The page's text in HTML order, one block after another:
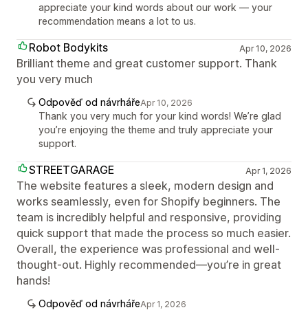
appreciate your kind words about our work — your
recommendation means a lot to us.
Robot Bodykits Apr 10, 2026
Brilliant theme and great customer support. Thank
you very much
Odpověď od návrhářeApr 10, 2026
Thank you very much for your kind words! We’re glad
you’re enjoying the theme and truly appreciate your
support.
STREETGARAGE Apr 1, 2026
The website features a sleek, modern design and
works seamlessly, even for Shopify beginners. The
team is incredibly helpful and responsive, providing
quick support that made the process so much easier.
Overall, the experience was professional and well-
thought-out. Highly recommended—you’re in great
hands!
Odpověď od návrhářeApr 1, 2026